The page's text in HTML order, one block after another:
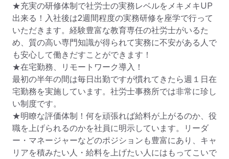
★充実の研修体制で社労士の実務レベルをメキメキUP
出来る！入社後は2週間程度の実務研修を座学で行って
いただきます。経験豊富な教育専任の社労士がいるた
め、質の高い専門知識が得られて実務に不安がある人で
も安心して働きだすことができます！
★在宅勤務、リモートワーク導入！
最初の半年の間は毎日出勤ですが慣れてきたら週１日在
宅勤務を実施しています。社労士事務所では非常に珍し
い制度です。
★明瞭な評価体制！何を頑張れば給料が上がるのか、役
職を上げられるのかを社員に明示しています。リーダ
ー・マネージャーなどのポジションも豊富にあり、キャ
リアを積みたい人・給料を上げたい人にはもってこいで